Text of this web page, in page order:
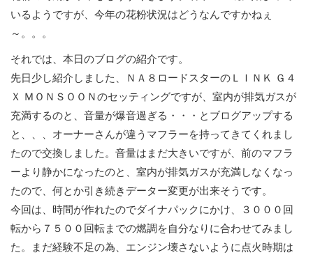
いるようですが、今年の花粉状況はどうなんですかねぇ
～。。。
それでは、本日のブログの紹介です。
先日少し紹介しました、ＮＡ８ロードスターのＬＩＮＫ Ｇ４
Ｘ ＭＯＮＳＯＯＮのセッティングですが、室内が排気ガスが
充満するのと、音量が爆音過ぎる・・・とブログアップする
と、、、オーナーさんが違うマフラーを持ってきてくれまし
たので交換しました。音量はまだ大きいですが、前のマフラ
ーより静かになったのと、室内が排気ガスが充満しなくなっ
たので、何とか引き続きデーター変更が出来そうです。
今回は、時間が作れたのでダイナパックにかけ、３０００回
転から７５００回転までの燃調を自分なりに合わせてみまし
た。まだ経験不足の為、エンジン壊さないように点火時期は